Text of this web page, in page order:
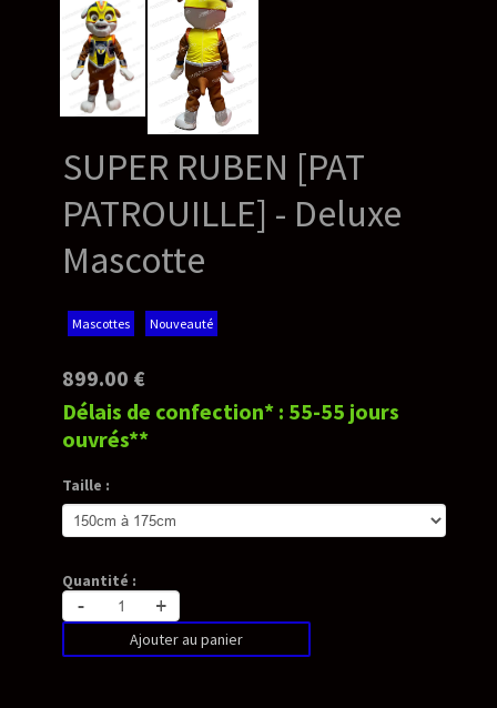
SUPER RUBEN [PAT
PATROUILLE] - Deluxe
Mascotte
Mascottes Nouveauté
899.00 €
Délais de confection* : 55-55 jours
ouvrés**
Taille :
Quantité :
- +
Ajouter au panier